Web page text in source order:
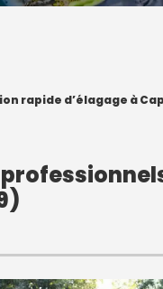
rapide d’élagage à